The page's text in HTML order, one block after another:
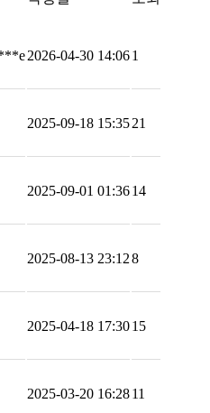
2026-04-30 14:061
2025-09-18 15:3521
2025-09-01 01:3614
2025-08-13 23:128
2025-04-18 17:3015
2025-03-20 16:2811